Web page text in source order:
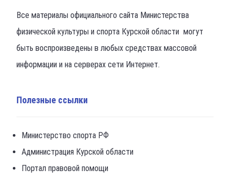
Все материалы официального сайта Министерства
физической культуры и спорта Курской области могут
быть воспроизведены в любых средствах массовой
информации и на серверах сети Интернет.
Полезные ссылки
Министерство спорта РФ
Администрация Курской области
Портал правовой помощи